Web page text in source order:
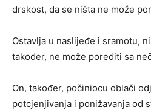
drskost, da se ništa ne može
Ostavlja u naslijeđe i sramotu,
također, ne može porediti sa
On, također, počiniocu oblači
potcjenjivanja i ponižavanja od